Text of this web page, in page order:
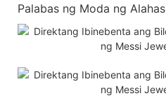
Palabas ng Moda ng Alahas